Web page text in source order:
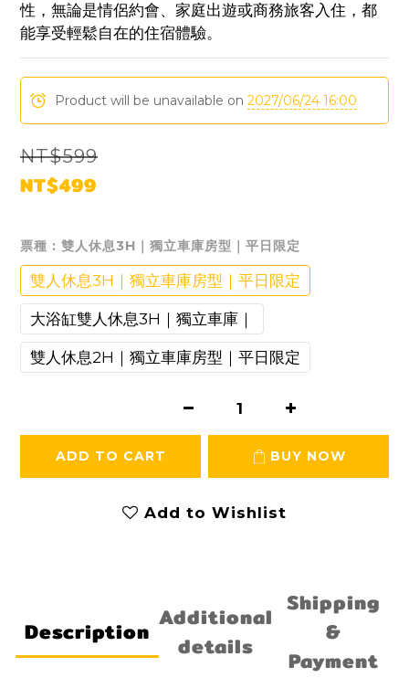
性，無論是情侶約會、家庭出遊或商務旅客入住，都
能享受輕鬆自在的住宿體驗。
Product will be unavailable on 2027/06/24 16:00
NT$599
NT$499
票種 : 雙人休息3H｜獨立車庫房型｜平日限定
雙人休息3H｜獨立車庫房型｜平日限定
大浴缸雙人休息3H｜獨立車庫｜
雙人休息2H｜獨立車庫房型｜平日限定
ADD TO CART BUY NOW
Add to Wishlist
Description Additional
details
Shipping
&
Payment